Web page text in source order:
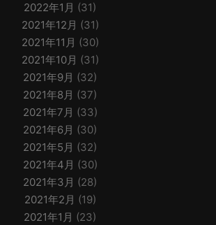
2022年1月 (31)
2021年12月 (31)
2021年11月 (30)
2021年10月 (31)
2021年9月 (32)
2021年8月 (37)
2021年7月 (33)
2021年6月 (30)
2021年5月 (32)
2021年4月 (30)
2021年3月 (28)
2021年2月 (19)
2021年1月 (23)